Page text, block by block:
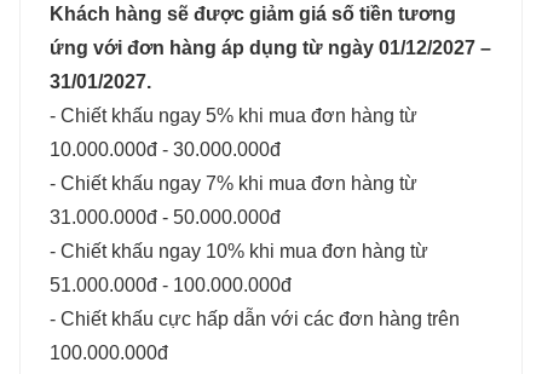
Khách hàng sẽ được giảm giá số tiền tương
ứng với đơn hàng áp dụng từ ngày 01/12/2027 –
31/01/2027.
- Chiết khấu ngay 5% khi mua đơn hàng từ
10.000.000đ - 30.000.000đ
- Chiết khấu ngay 7% khi mua đơn hàng từ
31.000.000đ - 50.000.000đ
- Chiết khấu ngay 10% khi mua đơn hàng từ
51.000.000đ - 100.000.000đ
- Chiết khấu cực hấp dẫn với các đơn hàng trên
100.000.000đ